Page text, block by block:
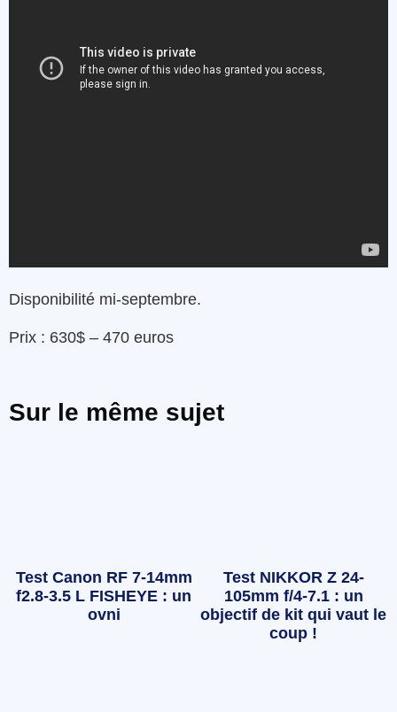
Disponibilité mi-septembre.
Prix : 630$ – 470 euros
Sur le même sujet
Test Canon RF 7-14mm
f2.8-3.5 L FISHEYE : un
ovni
Test NIKKOR Z 24-
105mm f/4-7.1 : un
objectif de kit qui vaut le
coup !